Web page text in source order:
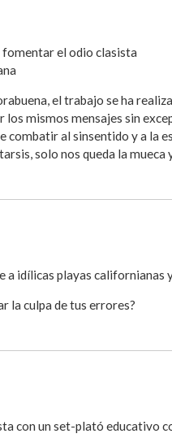
el odio clasista
el trabajo se ha
mismos mensajes sin
al sinsentido y a la
solo nos queda la mueca
idílicas playas californianas
la culpa de tus errores?
con un set-plató educativo